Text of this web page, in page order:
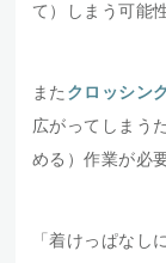
て）しまう可能
また クロッシン
広がってしまう
める）作業が必
「着けっぱなし